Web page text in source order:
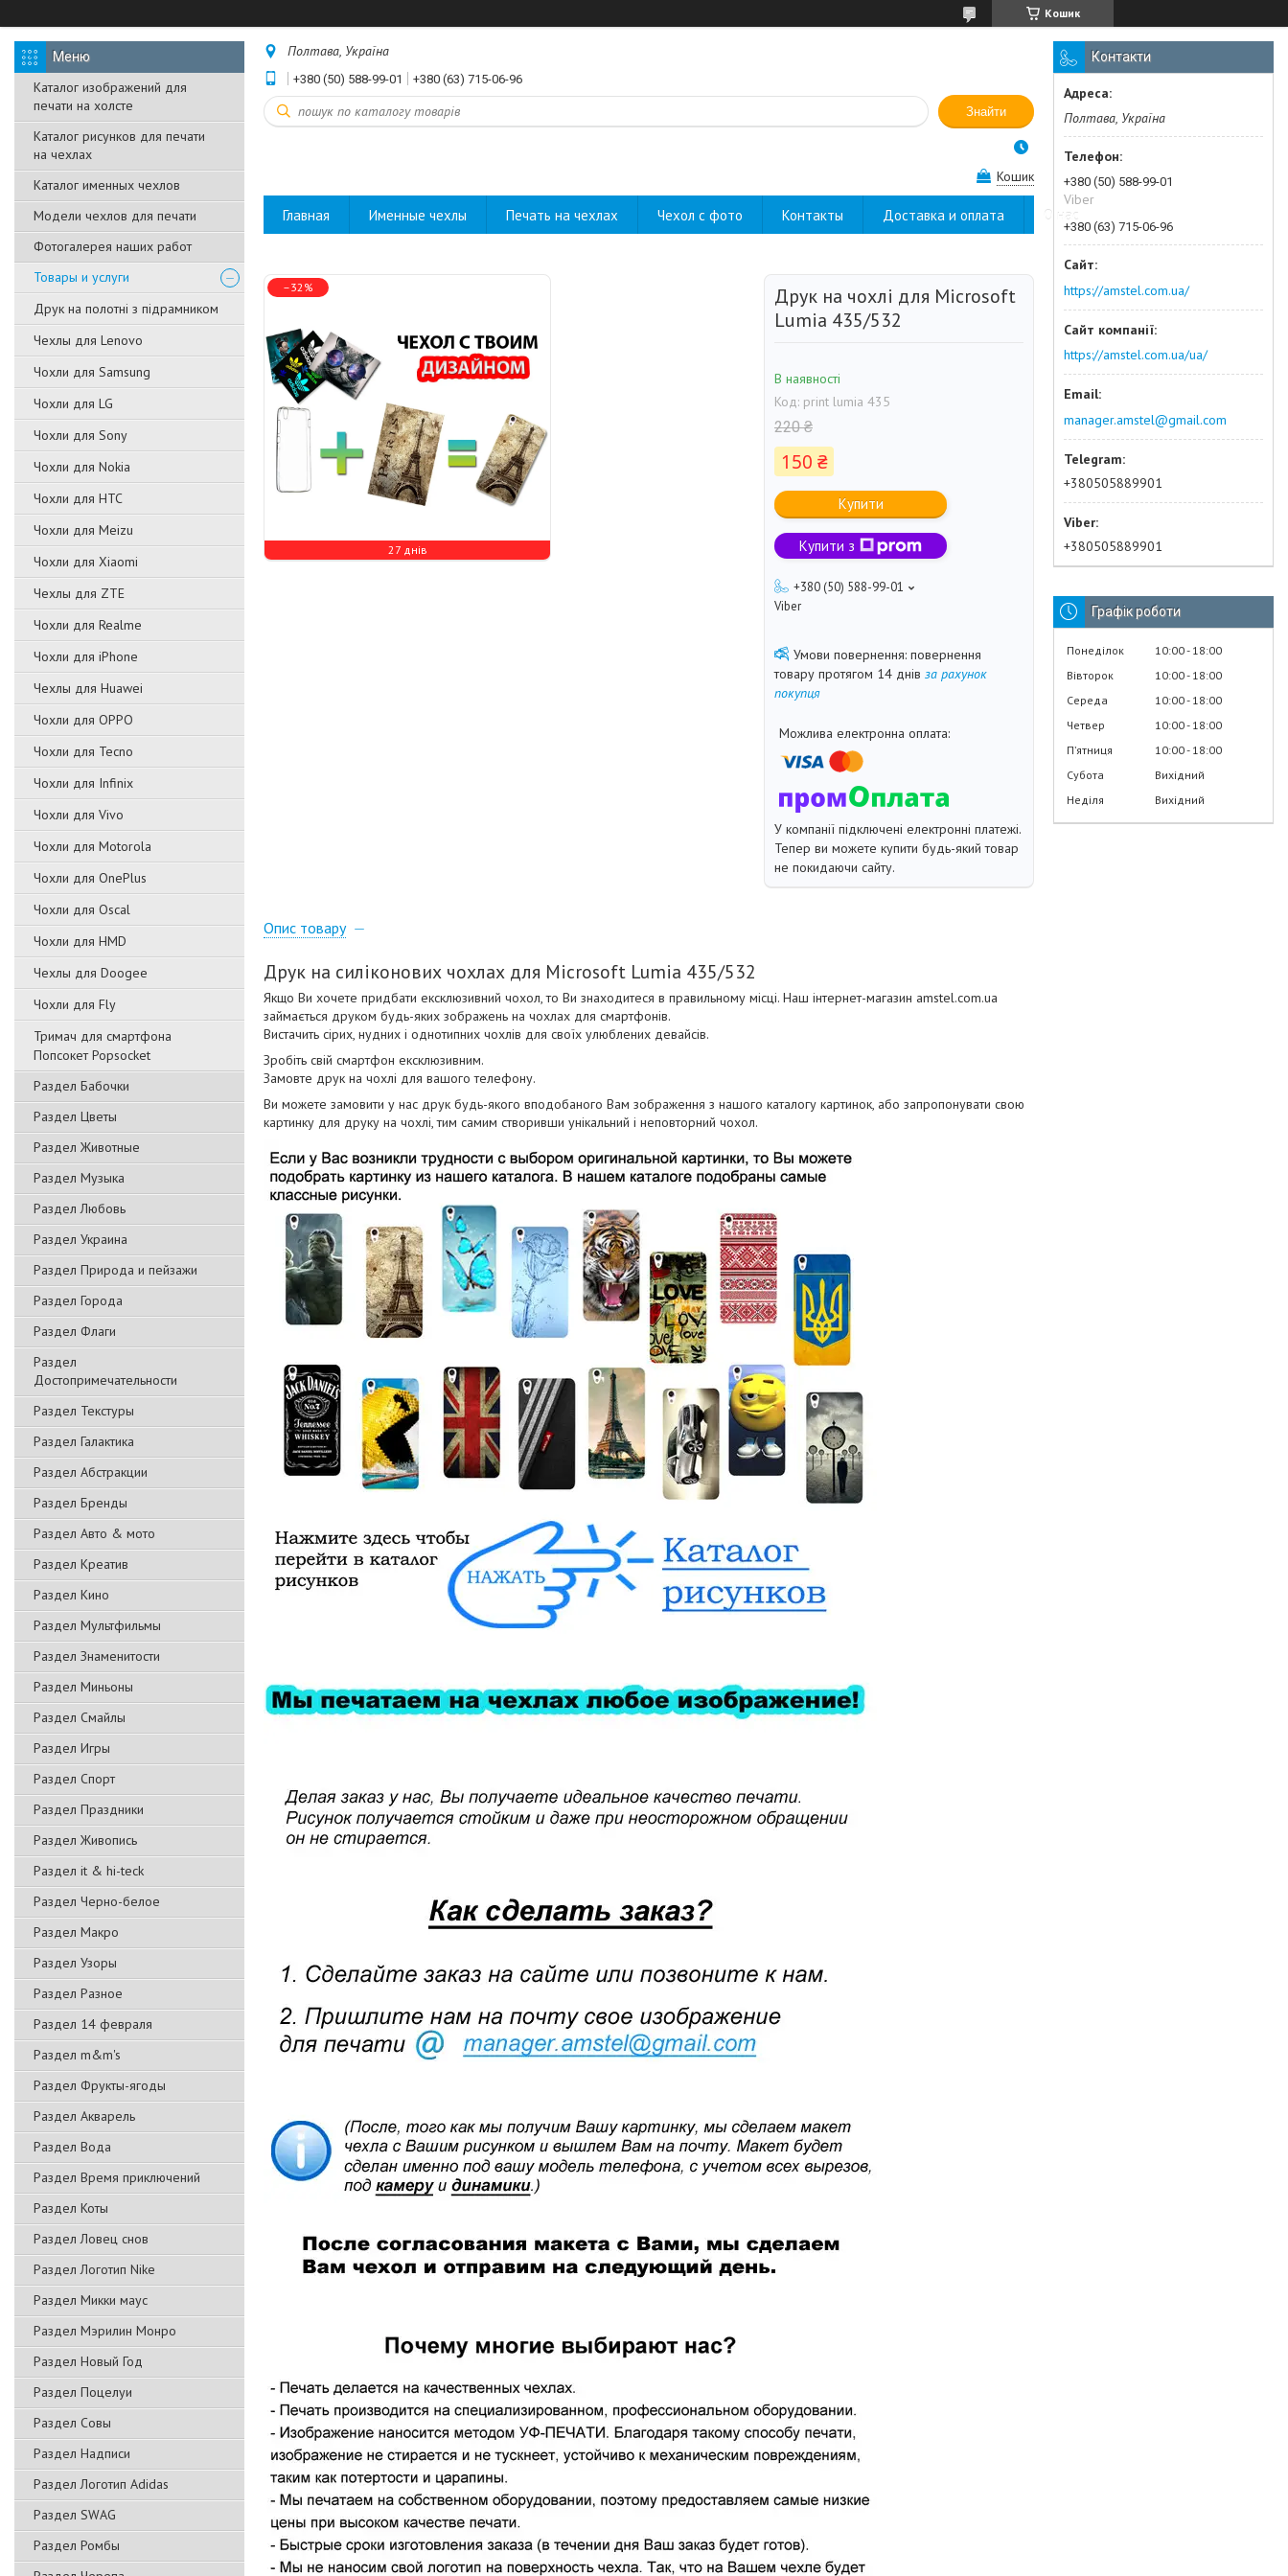
Кошик
Каталог изображений для
печати на холсте
Каталог рисунков для печати
на чехлах
Каталог именных чехлов
Модели чехлов для печати
Фотогалерея наших работ
Товары и услуги
Друк на полотні з підрамником
Чехлы для Lenovo
Чохли для Samsung
Чохли для LG
Чохли для Sony
Чохли для Nokia
Чохли для HTC
Чохли для Meizu
Чохли для Xiaomi
Чехлы для ZTE
Чохли для Realme
Чохли для iPhone
Чехлы для Huawei
Чохли для OPPO
Чохли для Tecno
Чохли для Infinix
Чохли для Vivo
Чохли для Motorola
Чохли для OnePlus
Чохли для Oscal
Чохли для HMD
Чехлы для Doogee
Чохли для Fly
Тримач для смартфона
Попсокет Popsocket
Раздел Бабочки
Раздел Цветы
Раздел Животные
Раздел Музыка
Раздел Любовь
Раздел Украина
Раздел Природа и пейзажи
Раздел Города
Раздел Флаги
Раздел
Достопримечательности
Раздел Текстуры
Раздел Галактика
Раздел Абстракции
Раздел Бренды
Раздел Авто & мото
Раздел Креатив
Раздел Кино
Раздел Мультфильмы
Раздел Знаменитости
Раздел Миньоны
Раздел Смайлы
Раздел Игры
Раздел Спорт
Раздел Праздники
Раздел Живопись
Раздел it & hi-teck
Раздел Черно-белое
Раздел Макро
Раздел Узоры
Раздел Разное
Раздел 14 февраля
Раздел m&m's
Раздел Фрукты-ягоды
Раздел Акварель
Раздел Вода
Раздел Время приключений
Раздел Коты
Раздел Ловец снов
Раздел Логотип Nike
Раздел Микки маус
Раздел Мэрилин Монро
Раздел Новый Год
Раздел Поцелуи
Раздел Совы
Раздел Надписи
Раздел Логотип Adidas
Раздел SWAG
Раздел Ромбы
Полтава, Україна
+380 (50) 588-99-01 +380 (63) 715-06-96
Знайти
Кошик
Главная Именные чехлы Печать на чехлах Чехол с фото Контакты Доставка и оплата О нас
–32%
27 днів
Друк на чохлі для Microsoft
Lumia 435/532
В наявності
Код: print lumia 435
220 ₴
150 ₴
Купити
Купити з
+380 (50) 588-99-01
Viber
повернення
товару протягом 14 днів за рахунок
покупця
У компанії підключені електронні платежі.
Тепер ви можете купити будь-який товар
не покидаючи сайту.
Опис товару
Друк на силіконових чохлах для Microsoft Lumia 435/532
Якщо Ви хочете придбати ексклюзивний чохол, то Ви знаходитеся в правильному місці. Наш інтернет-магазин amstel.com.ua
займається друком будь-яких зображень на чохлах для смартфонів.
Вистачить сірих, нудних і однотипних чохлів для своїх улюблених девайсів.
Зробіть свій смартфон ексклюзивним.
Замовте друк на чохлі для вашого телефону.
Ви можете замовити у нас друк будь-якого вподобаного Вам зображення з нашого каталогу картинок, або запропонувати свою
картинку для друку на чохлі,тим самим створивши унікальний і неповторний чохол.
Контакти
Полтава, Україна
+380 (50) 588-99-01
Viber
+380 (63) 715-06-96
https://amstel.com.ua/
https://amstel.com.ua/ua/
manager.amstel@gmail.com
+380505889901
+380505889901
Графік роботи
Понеділок 10:00 18:00
Вівторок
10:00 18:00
Середа
10:00 18:00
Четвер
10:00 18:00
Пʼятниця
10:00 18:00
Субота
Вихідний
Неділя
Вихідний